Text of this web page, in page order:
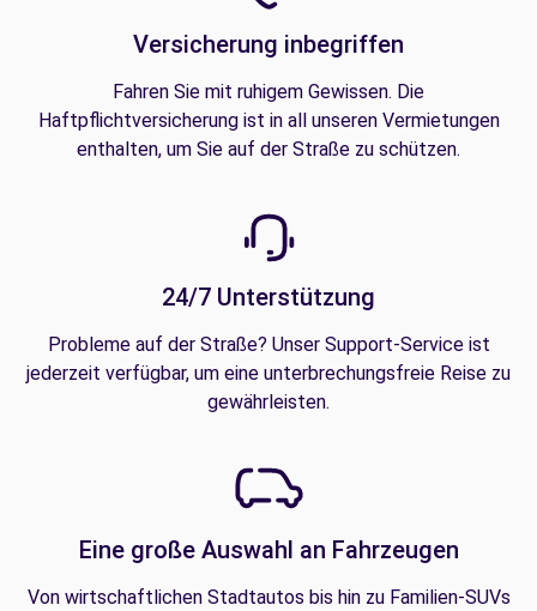
Versicherung inbegriffen
Fahren Sie mit ruhigem Gewissen. Die
Haftpflichtversicherung ist in all unseren Vermietungen
enthalten, um Sie auf der Straße zu schützen.
24/7 Unterstützung
Probleme auf der Straße? Unser Support-Service ist
jederzeit verfügbar, um eine unterbrechungsfreie Reise zu
gewährleisten.
Eine große Auswahl an Fahrzeugen
Von wirtschaftlichen Stadtautos bis hin zu Familien-SUVs